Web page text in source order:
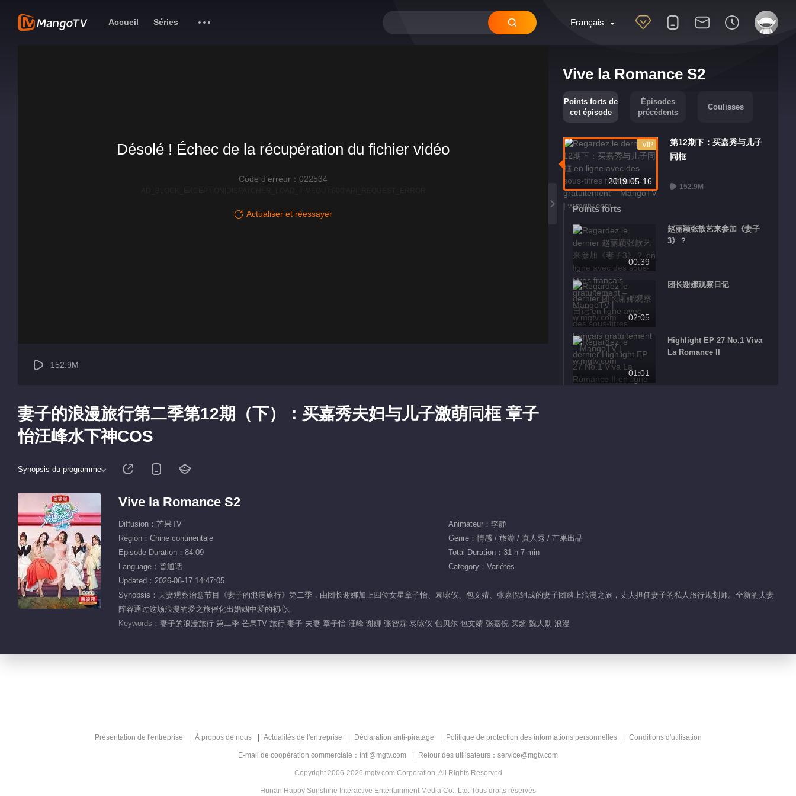
Français
Accueil Séries
Vive la Romance S2
Points forts de
cet épisode
Épisodes
précédents
Coulisses
2019-05-16
VIP
第12期下：买嘉秀与儿子
同框
152.9M
Points forts
00:39
赵丽颖张歆艺来参加《妻子
3》？
02:05
团长谢娜观察日记
01:01
Highlight EP 27 No.1 Viva
La Romance II
02:52
Désolé ! Échec de la récupération du fichier vidéo
Code d'erreur：022534
Actualiser et réessayer
152.9M
妻子的浪漫旅行第二季第12期（下）：买嘉秀夫妇与儿子激萌同框 章子
怡汪峰水下神COS
Synopsis du programme
Vive la Romance S2
Diffusion：芒果TV
Animateur：李静
Région：Chine continentale
Genre：情感 / 旅游 / 真人秀 / 芒果出品
Episode Duration：84:09
Total Duration：31 h 7 min
Language：普通话
Category：Variétés
Updated：2026-06-17 14:47:05
Synopsis：夫妻观察治愈节目《妻子的浪漫旅行》第二季，由团长谢娜加上四位女星章子怡、袁咏仪、包文婧、张嘉倪组成的妻子团踏上浪漫之旅，丈夫担任妻子的私人旅行规划师。全新的夫妻
阵容通过这场浪漫的爱之旅催化出婚姻中爱的初心。
Keywords： 妻子的浪漫旅行 第二季 芒果TV 旅行 妻子 夫妻 章子怡 汪峰 谢娜 张智霖 袁咏仪 包贝尔 包文婧 张嘉倪 买超 魏大勋 浪漫
Présentation de l'entreprise À propos de nous Actualités de l'entreprise Déclaration anti-piratage Politique de protection des informations personnelles Conditions d'utilisation
E-mail de coopération commerciale：intl@mgtv.com Retour des utilisateurs：service@mgtv.com
Copyright 2006-2026 mgtv.com Corporation, All Rights Reserved
Hunan Happy Sunshine Interactive Entertainment Media Co., Ltd. Tous droits réservés